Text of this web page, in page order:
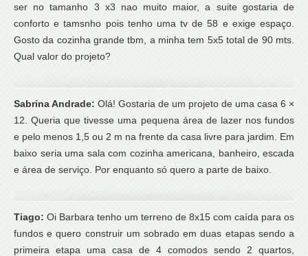
ser no tamanho 3 x3 nao muito maior, a suite gostaria de
conforto e tamsnho pois tenho uma tv de 58 e exige espaço.
Gosto da cozinha grande tbm, a minha tem 5x5 total de 90 mts.
Qual valor do projeto?
Sabrina Andrade: Olá! Gostaria de um projeto de uma casa 6 ×
12. Queria que tivesse uma pequena área de lazer nos fundos
e pelo menos 1,5 ou 2 m na frente da casa livre para jardim. Em
baixo seria uma sala com cozinha americana, banheiro, escada
e área de serviço. Por enquanto só quero a parte de baixo.
Tiago: Oi Barbara tenho um terreno de 8x15 com caída para os
fundos e quero construir um sobrado em duas etapas sendo a
primeira etapa uma casa de 4 comodos sendo 2 quartos,